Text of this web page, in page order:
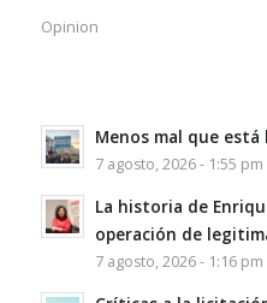
Opinion
Menos mal que está
7 agosto, 2026 - 1:55 pm
La historia de
operación de
7 agosto, 2026 - 1:16 pm